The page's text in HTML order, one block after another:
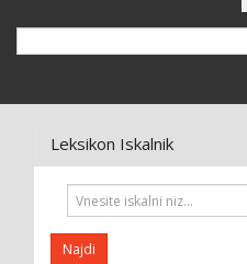
Leksikon Iskalnik